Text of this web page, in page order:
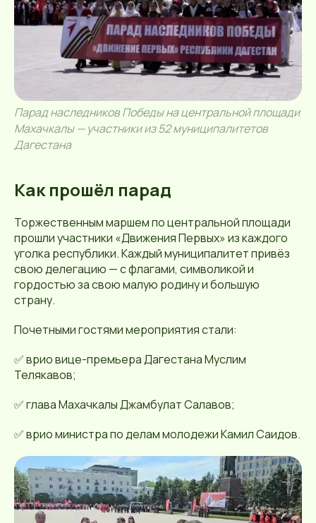
Парад наследников Победы на центральной площади
Махачкалы — участники из 52 муниципалитетов
Дагестана
Как прошёл парад
Торжественным маршем по центральной площади
прошли участники «Движения Первых» из каждого
уголка республики. Каждый муниципалитет привёз
свою делегацию — с флагами, символикой и
гордостью за свою малую родину и большую
страну.
Почетными гостями мероприятия стали:
✅ врио вице-премьера Дагестана Муслим
Телякавов;
✅ глава Махачкалы Джамбулат Салавов;
✅ врио министра по делам молодежи Камил Саидов.